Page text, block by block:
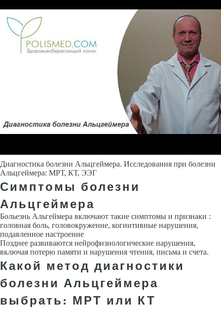
Диагностика болезни Альцгеймера. Исследования при болезни
Альцгеймера: МРТ, КТ, ЭЭГ
Симптомы болезни
Альцгеймера
Больезнь Альгеймера включают такие симптомы и признаки :
головная боль, головокружение, когнитив­ные нарушения,
подавленное настроение
Позднее развиваются нейро­физиологические нарушения,
включая потерю памяти и нарушения чте­ния, письма и счета.
Какой метод диагностики
болезни Альцгеймера
выбрать: МРТ или КТ